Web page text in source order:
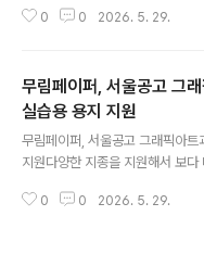
라고호텔에서 제2회 원로의 날 행
것으로 20여 명의 원로들이 참석
이사장은 환영사를 통해 “오늘날
의 뿌리 산업으로서 가치를 인정
역사를 이어올 수 있었던 것은 모
덕분”이라며 깊은 감사를 표했다.
최저가 중심의 공공입찰, 인쇄물
0 0 2026. 5. 29.
무림페이퍼, 서울공고 그
실습용 용지 지원
무림페이퍼, 서울공고 그래픽아트
지원다양한 지종을 지원해서 보다
orim.co.kr)가 미래 인쇄 산업을
0 0 2026. 5. 29.